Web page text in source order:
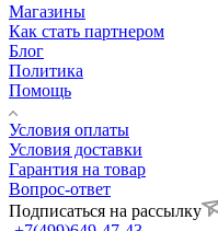
Магазины
Как стать партнером
Блог
Политика
Помощь
Условия оплаты
Условия доставки
Гарантия на товар
Вопрос-ответ
Подписаться на рассылку